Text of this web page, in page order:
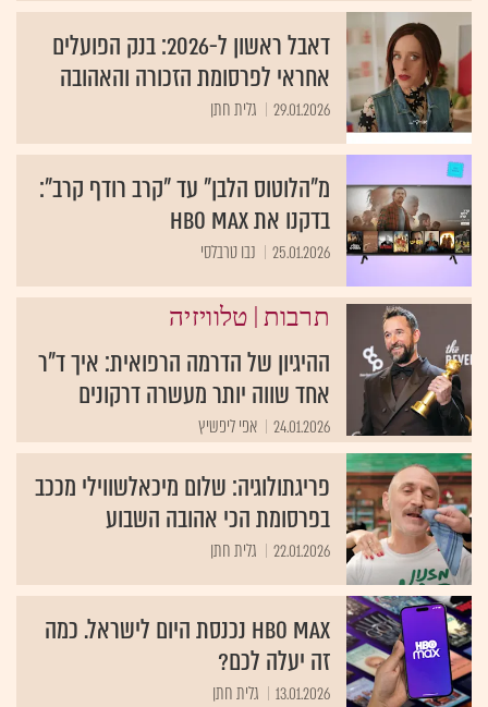
דאבל ראשון ל-2026: בנק הפועלים
אחראי לפרסומת הזכורה והאהובה
29.01.2026 גלית חתן
מ"הלוטוס הלבן" עד "קרב רודף קרב":
בדקנו את HBO Max
25.01.2026 נבו טרבלסי
תרבות | טלוויזיה
ההיגיון של הדרמה הרפואית: איך ד"ר
אחד שווה יותר מעשרה דרקונים
24.01.2026 אפי ליפשיץ
פריגתולוגיה: שלום מיכאלשווילי מככב
בפרסומת הכי אהובה השבוע
22.01.2026 גלית חתן
HBO MAX נכנסת היום לישראל. כמה
זה יעלה לכם?
13.01.2026 גלית חתן